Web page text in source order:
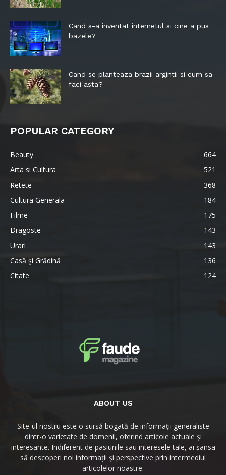
Cand s-a inventat internetul si cine a pus
bazele?
Cand se planteaza brazii argintii si cum sa
faci asta?
POPULAR CATEGORY
Beauty
664
Arta si Cultura
521
Retete
368
Cultura Generala
184
Filme
175
Dragoste
143
Urari
143
Casă şi Grădină
136
Citate
124
ABOUT US
Site-ul nostru este o sursă bogată de informații generaliste
dintr-o varietate de domenii, oferind articole actuale și
interesante. Indiferent de pasiunile sau interesele tale, ai șansa
să descoperi noi informații și perspective prin intermediul
articolelor noastre.